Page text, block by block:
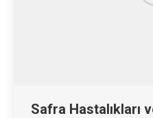
Safra Hastalıkları